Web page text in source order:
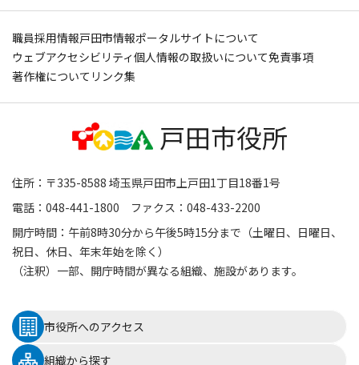
職員採用情報戸田市情報ポータルサイトについて
ウェブアクセシビリティ個人情報の取扱いについて免責事項
著作権について リンク集
住所：〒335-8588 埼玉県戸田市上戸田1丁目18番1号
電話：048-441-1800 ファクス：048-433-2200
開庁時間：午前8時30分から午後5時15分まで（土曜日、日曜日、
祝日、休日、年末年始を除く）
（注釈）一部、開庁時間が異なる組織、施設があります。
市役所へのアクセス
組織から探す